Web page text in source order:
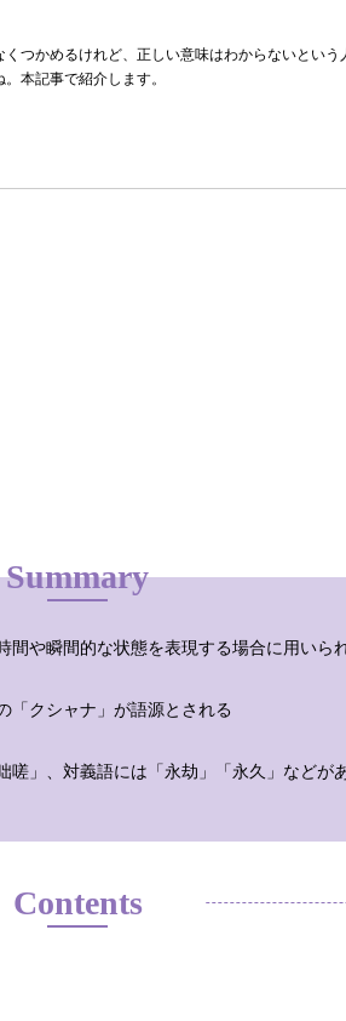
つかめるけれど、正しい意味はわからないとい
本記事で紹介します。
Summary
間や瞬間的な状態を表現する場合に用いら
「クシャナ」が語源とされる
嗟」、対義語には「永劫」「永久」などが
Contents